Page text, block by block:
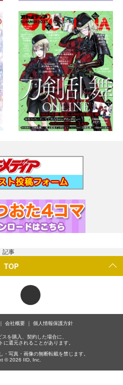
記事
TOP
会社概要 個人情報保護方針
を購入、契約した場合に、
に還元されることがあります。
・写真・画像の無断転載を禁じます。
© 2026 IID, Inc.